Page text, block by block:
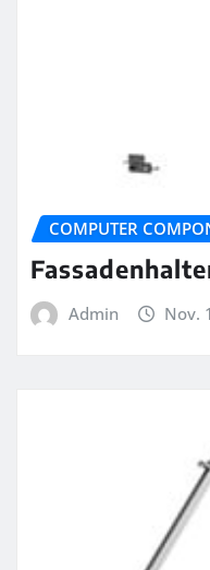
COMPUTER
Admin Nov.